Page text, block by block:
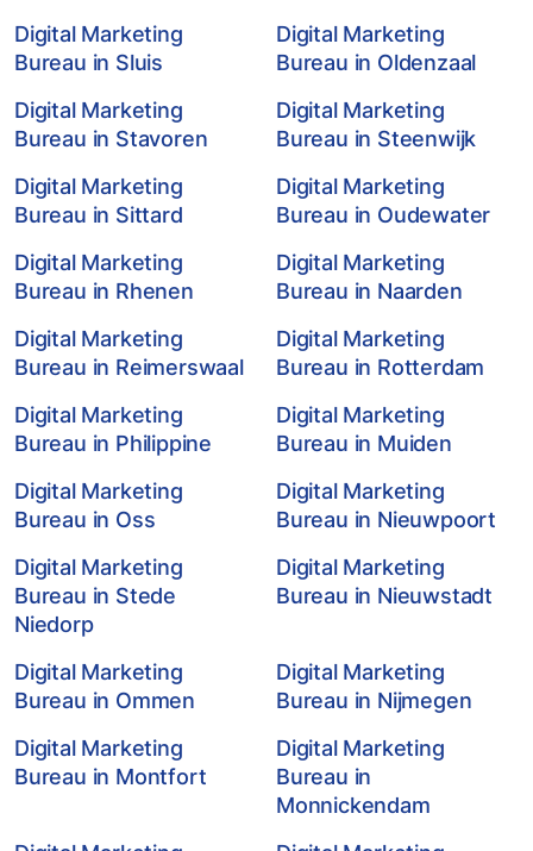
Digital Marketing
Bureau in Sluis
Digital Marketing
Bureau in Oldenzaal
Digital Marketing
Bureau in Stavoren
Digital Marketing
Bureau in Steenwijk
Digital Marketing
Bureau in Sittard
Digital Marketing
Bureau in Oudewater
Digital Marketing
Bureau in Rhenen
Digital Marketing
Bureau in Naarden
Digital Marketing
Bureau in Reimerswaal
Digital Marketing
Bureau in Rotterdam
Digital Marketing
Bureau in Philippine
Digital Marketing
Bureau in Muiden
Digital Marketing
Bureau in Oss
Digital Marketing
Bureau in Nieuwpoort
Digital Marketing
Bureau in Stede
Niedorp
Digital Marketing
Bureau in Nieuwstadt
Digital Marketing
Bureau in Ommen
Digital Marketing
Bureau in Nijmegen
Digital Marketing
Bureau in Montfort
Digital Marketing
Bureau in
Monnickendam